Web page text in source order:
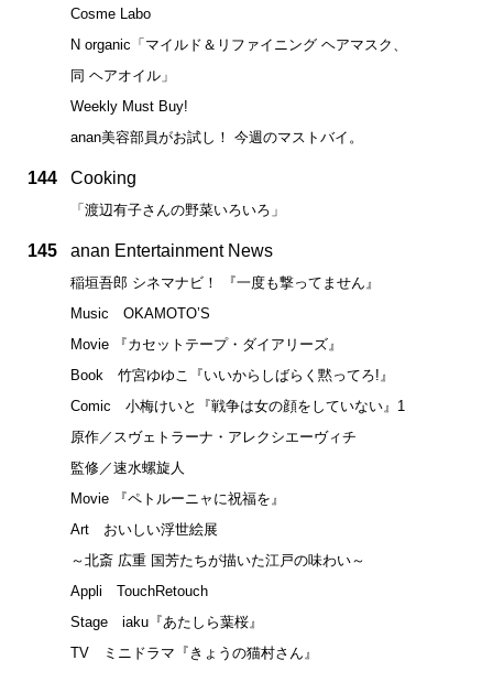
Cosme Labo
N organic「マイルド＆リファイニング ヘアマスク、
同 ヘアオイル」
Weekly Must Buy!
anan美容部員がお試し！ 今週のマストバイ。
144 Cooking
「渡辺有子さんの野菜いろいろ」
145 anan Entertainment News
稲垣吾郎 シネマナビ！ 『一度も撃ってません』
Music OKAMOTO’S
Movie 『カセットテープ・ダイアリーズ』
Book 竹宮ゆゆこ『いいからしばらく黙ってろ!』
Comic 小梅けいと『戦争は女の顔をしていない』1
原作／スヴェトラーナ・アレクシエーヴィチ
監修／速水螺旋人
Movie 『ペトルーニャに祝福を』
Art おいしい浮世絵展
～北斎 広重 国芳たちが描いた江戸の味わい～
Appli TouchRetouch
Stage iaku『あたしら葉桜』
TV ミニドラマ『きょうの猫村さん』